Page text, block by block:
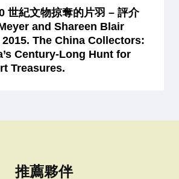
世紀文物掠奪的片羽 – 評介
and Shareen Blair
The China Collectors:
Century-Long Hunt for
Treasures.
推薦夥伴